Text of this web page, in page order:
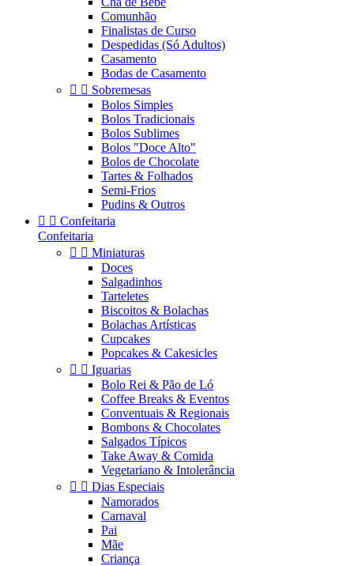
Comunhão
Finalistas de Curso
Despedidas (Só Adultos)
Casamento
Bodas de Casamento
  Sobremesas
Bolos Simples
Bolos Tradicionais
Bolos Sublimes
Bolos "Doce Alto"
Bolos de Chocolate
Tartes & Folhados
Semi-Frios
Pudins & Outros
  Confeitaria
Confeitaria
  Miniaturas
Doces
Salgadinhos
Tarteletes
Biscoitos & Bolachas
Bolachas Artísticas
Cupcakes
Popcakes & Cakesicles
  Iguarias
Bolo Rei & Pão de Ló
Coffee Breaks & Eventos
Conventuais & Regionais
Bombons & Chocolates
Salgados Típicos
Take Away & Comida
Vegetariano & Intolerância
  Dias Especiais
Namorados
Carnaval
Pai
Mãe
Criança